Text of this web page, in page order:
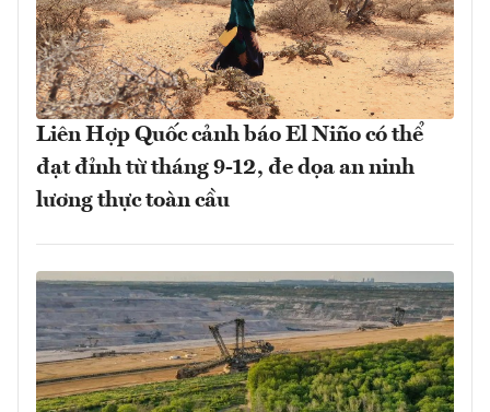
Liên Hợp Quốc cảnh báo El Niño có thể
đạt đỉnh từ tháng 9-12, đe dọa an ninh
lương thực toàn cầu